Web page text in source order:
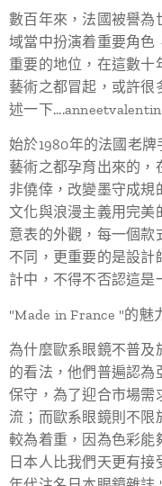
數百年來，法國被譽為
域當中扮演着重要角色
重要的地位，在這數十
藝術之都冒起，或許很
述一下....anneetvalentin
始於1980年的法國老
藝術之都孕育出來的，
非僥倖，改變墨守成規
文化與浪漫主義用完美
意表的外觀，每一個款
不同，更重要的是設計
計中，不得不否認這是
"Made in France "的魅
為什麼歐系眼鏡不普及
的看法，他們普遍認為
保守，為了迎合市場需
流；而歐系眼鏡則不限
較為着重，因為色彩能
日本人比我們天更有